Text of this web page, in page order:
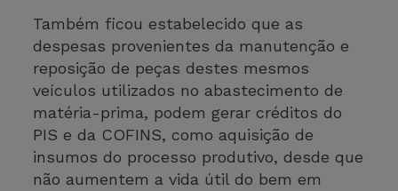
Também ficou estabelecido que as
despesas provenientes da manutenção e
reposição de peças destes mesmos
veículos utilizados no abastecimento de
matéria-prima, podem gerar créditos do
PIS e da COFINS, como aquisição de
insumos do processo produtivo, desde que
não aumentem a vida útil do bem em